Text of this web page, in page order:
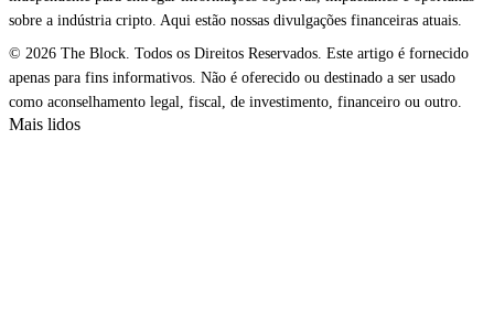
sobre a indústria cripto. Aqui estão nossas divulgações financeiras atuais.
© 2026 The Block. Todos os Direitos Reservados. Este artigo é fornecido
apenas para fins informativos. Não é oferecido ou destinado a ser usado
como aconselhamento legal, fiscal, de investimento, financeiro ou outro.
Mais lidos